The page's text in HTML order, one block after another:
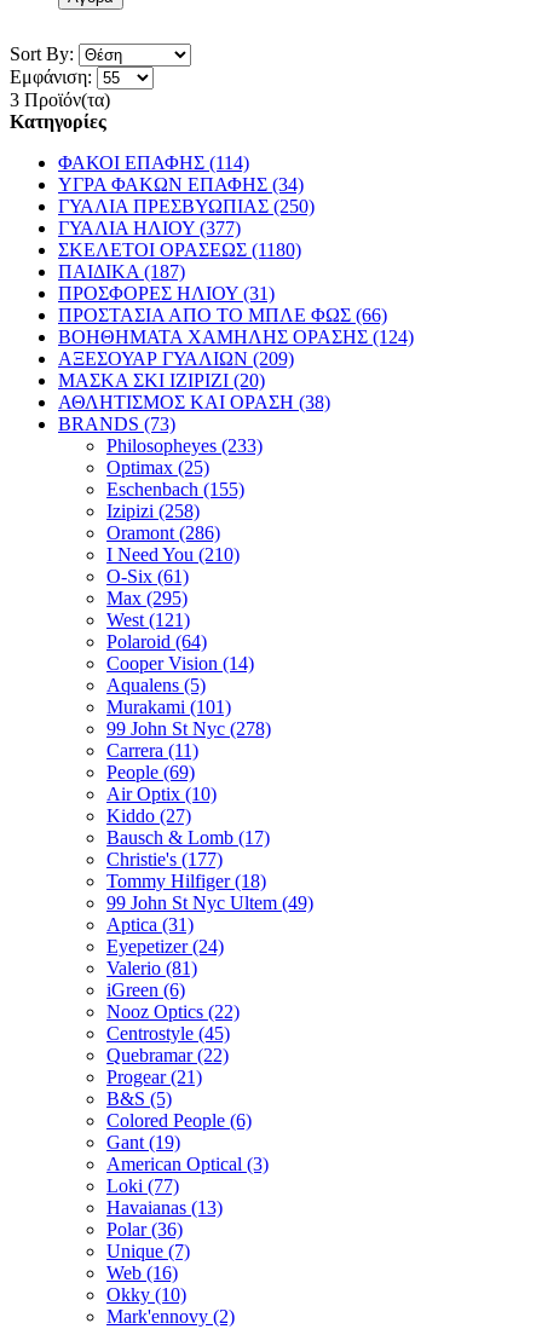
Sort By:
Εμφάνιση:
3 Προϊόν(τα)
Κατηγορίες
ΦΑΚΟΙ ΕΠΑΦΗΣ (114)
ΥΓΡΑ ΦΑΚΩΝ ΕΠΑΦΗΣ (34)
ΓΥΑΛΙΑ ΠΡΕΣΒΥΩΠΙΑΣ (250)
ΓΥΑΛΙΑ ΗΛΙΟΥ (377)
ΣΚΕΛΕΤΟΙ ΟΡΑΣΕΩΣ (1180)
ΠΑΙΔΙΚΑ (187)
ΠΡΟΣΦΟΡΕΣ ΗΛΙΟΥ (31)
ΠΡΟΣΤΑΣΙΑ ΑΠΟ ΤΟ ΜΠΛΕ ΦΩΣ (66)
ΒΟΗΘΗΜΑΤΑ ΧΑΜΗΛΗΣ ΟΡΑΣΗΣ (124)
ΑΞΕΣΟΥΑΡ ΓΥΑΛΙΩΝ (209)
ΜΑΣΚΑ ΣΚΙ IZIPIZI (20)
ΑΘΛΗΤΙΣΜΟΣ ΚΑΙ ΟΡΑΣΗ (38)
BRANDS (73)
Philosopheyes (233)
Optimax (25)
Eschenbach (155)
Izipizi (258)
Oramont (286)
I Need You (210)
O-Six (61)
Max (295)
West (121)
Polaroid (64)
Cooper Vision (14)
Aqualens (5)
Murakami (101)
99 John St Nyc (278)
Carrera (11)
People (69)
Air Optix (10)
Kiddo (27)
Bausch & Lomb (17)
Christie's (177)
Tommy Hilfiger (18)
99 John St Nyc Ultem (49)
Aptica (31)
Eyepetizer (24)
Valerio (81)
iGreen (6)
Nooz Optics (22)
Centrostyle (45)
Quebramar (22)
Progear (21)
Β&S (5)
Colored People (6)
Gant (19)
American Optical (3)
Loki (77)
Havaianas (13)
Polar (36)
Unique (7)
Web (16)
Okky (10)
Mark'ennovy (2)